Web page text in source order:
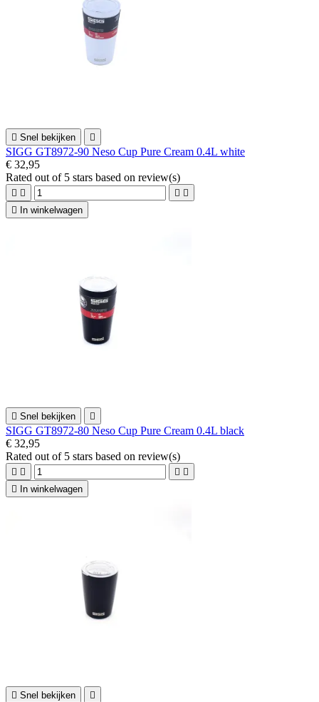
 Snel bekijken 
SIGG GT8972-90 Neso Cup Pure Cream 0.4L white
€ 32,95
Rated out of 5 stars based on review(s)
   

In winkelwagen
 Snel bekijken 
SIGG GT8972-80 Neso Cup Pure Cream 0.4L black
€ 32,95
Rated out of 5 stars based on review(s)
   

In winkelwagen
 Snel bekijken 